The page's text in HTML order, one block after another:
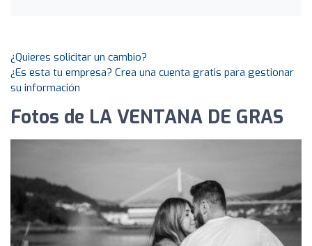
¿Quieres solicitar un cambio?
¿Es esta tu empresa? Crea una cuenta gratis para gestionar
su información
Fotos de LA VENTANA DE GRAS